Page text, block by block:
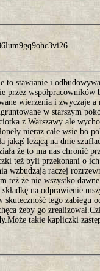
to stawianie i
przez współpracowników
wierzenia i zwyczaje a
w starszym
z Warszawy ale
nieraz całe wsie bo
jakąś leżącą na dnie
że to ma nas chronić
też byli przekonani o
wzbudzają raczej
też że nie wszystko
na odprawienie
tego zabiegu
żeby go
takie kapliczki